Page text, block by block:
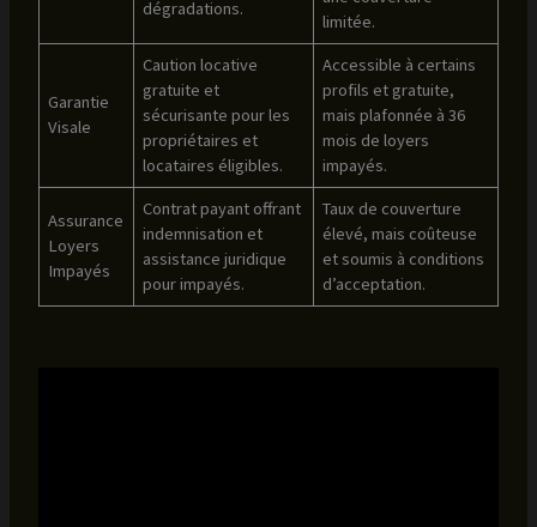
dégradations.
limitée.
Garantie
Visale
Caution locative
gratuite et
sécurisante pour les
propriétaires et
locataires éligibles.
Accessible à certains
profils et gratuite,
mais plafonnée à 36
mois de loyers
impayés.
Assurance
Loyers
Impayés
Contrat payant offrant
indemnisation et
assistance juridique
pour impayés.
Taux de couverture
élevé, mais coûteuse
et soumis à conditions
d’acceptation.